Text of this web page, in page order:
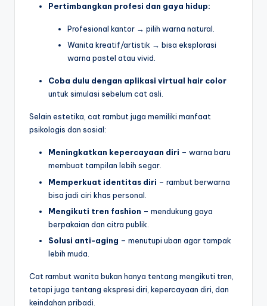
Pertimbangkan profesi dan gaya hidup:
Profesional kantor → pilih warna natural.
Wanita kreatif/artistik → bisa eksplorasi
warna pastel atau vivid.
Coba dulu dengan aplikasi virtual hair color
untuk simulasi sebelum cat asli.
Selain estetika, cat rambut juga memiliki manfaat
psikologis dan sosial:
Meningkatkan kepercayaan diri – warna baru
membuat tampilan lebih segar.
Memperkuat identitas diri – rambut berwarna
bisa jadi ciri khas personal.
Mengikuti tren fashion – mendukung gaya
berpakaian dan citra publik.
Solusi anti-aging – menutupi uban agar tampak
lebih muda.
Cat rambut wanita bukan hanya tentang mengikuti tren,
tetapi juga tentang ekspresi diri, kepercayaan diri, dan
keindahan pribadi.